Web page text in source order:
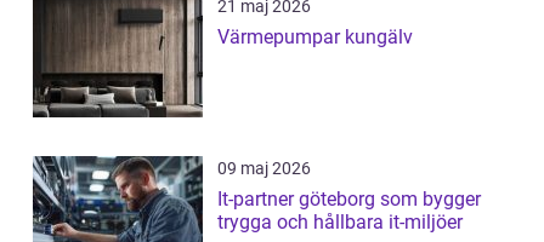
21 maj 2026
Värmepumpar kungälv
09 maj 2026
It-partner göteborg som bygger
trygga och hållbara it-miljöer